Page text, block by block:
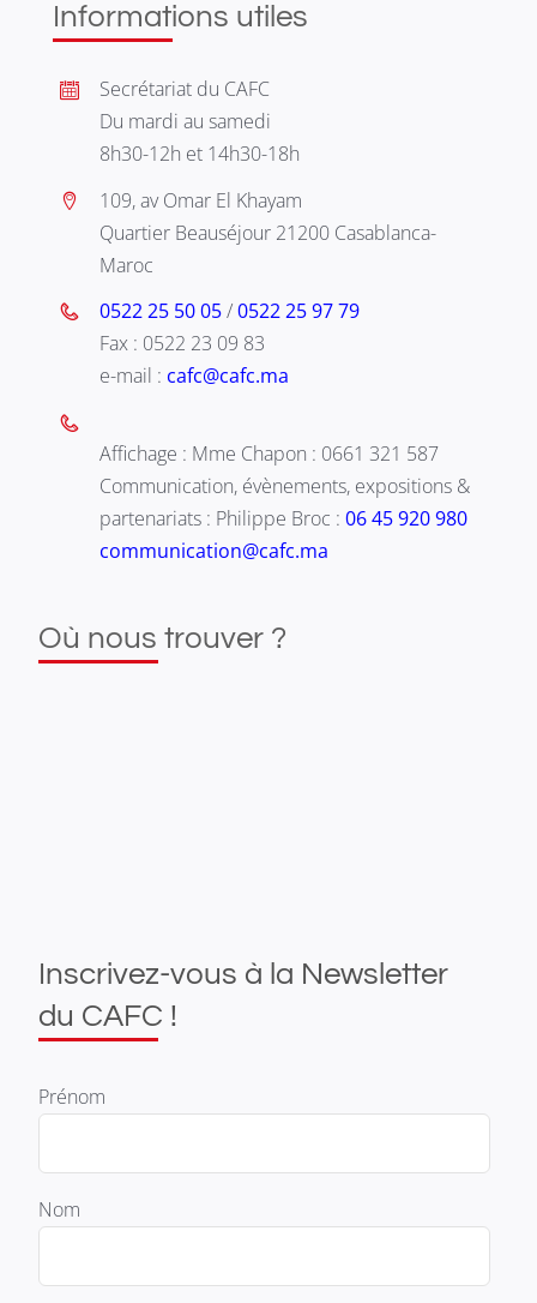
Informations utiles
Secrétariat du CAFC
Du mardi au samedi
8h30-12h et 14h30-18h
109, av Omar El Khayam
Quartier Beauséjour 21200 Casablanca-
Maroc
0522 25 50 05/0522 25 97 79
Fax : 0522 23 09 83
e-mail : cafc@cafc.ma
Affichage : Mme Chapon : 0661 321 587
Communication, évènements, expositions &
partenariats : Philippe Broc : 06 45 920 980
communication@cafc.ma
Où nous trouver ?
Inscrivez-vous à la Newsletter
du CAFC !
Prénom
Nom